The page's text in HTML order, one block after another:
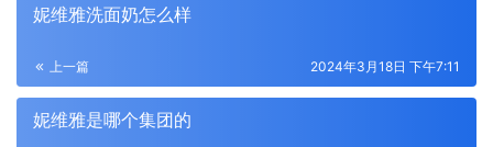
妮维雅洗面奶怎么样
上一篇 2024年3月18日 下午7:11
妮维雅是哪个集团的